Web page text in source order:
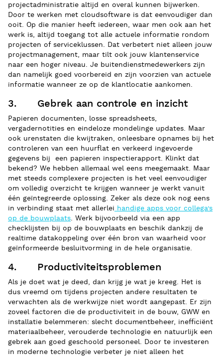
projectadministratie altijd en overal kunnen bijwerken.
Door te werken met cloudsoftware is dat eenvoudiger dan
ooit. Op die manier heeft iedereen, waar men ook aan het
werk is, altijd toegang tot alle actuele informatie rondom
projecten of serviceklussen. Dat verbetert niet alleen jouw
projectmanagement, maar tilt ook jouw klantenservice
naar een hoger niveau. Je buitendienstmedewerkers zijn
dan namelijk goed voorbereid en zijn voorzien van actuele
informatie wanneer ze op de klantlocatie aankomen.
3. Gebrek aan controle en inzicht
Papieren documenten, losse spreadsheets,
vergadernotities en eindeloze mondelinge updates. Maar
ook urenstaten die kwijtraken, onleesbare opnames bij het
controleren van een huurflat en verkeerd ingevoerde
gegevens bij een papieren inspectierapport. Klinkt dat
bekend? We hebben allemaal wel eens meegemaakt. Maar
met steeds complexere projecten is het veel eenvoudiger
om volledig overzicht te krijgen wanneer je werkt vanuit
één geïntegreerde oplossing. Zeker als deze ook nog eens
in verbinding staat met allerlei handige apps voor collega’s
op de bouwplaats. Werk bijvoorbeeld via een app
checklijsten bij op de bouwplaats en beschik dankzij de
realtime datakoppeling over één bron van waarheid voor
geïnformeerde besluitvorming in de hele organisatie.
4. Productiviteitsproblemen
Als je doet wat je deed, dan krijg je wat je kreeg. Het is
dus vreemd om tijdens projecten andere resultaten te
verwachten als de werkwijze niet wordt aangepast. Er zijn
zoveel factoren die de productiviteit in de bouw, GWW en
installatie belemmeren: slecht documentbeheer, inefficiënt
materiaalbeheer, verouderde technologie en natuurlijk een
gebrek aan goed geschoold personeel. Door te investeren
in moderne technologie verbeter je niet alleen het